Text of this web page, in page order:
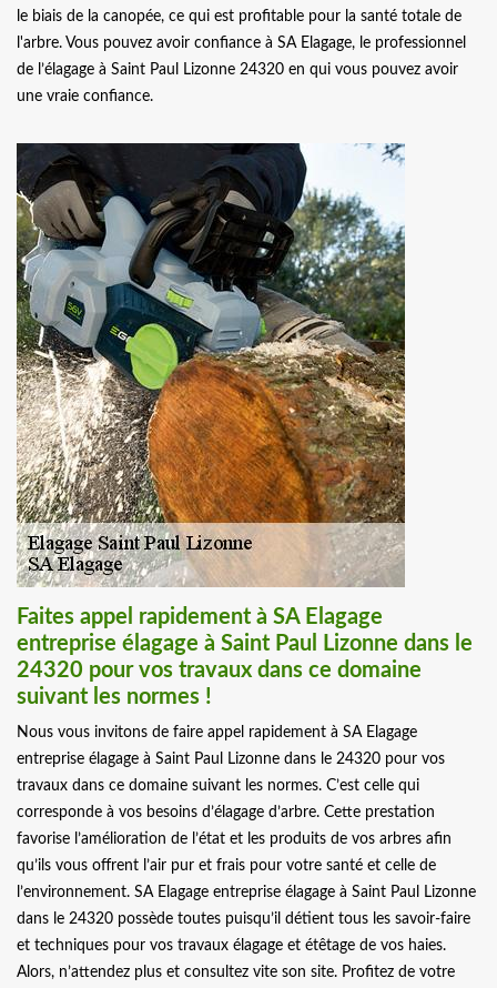
le biais de la canopée, ce qui est profitable pour la santé totale de
l'arbre. Vous pouvez avoir confiance à SA Elagage, le professionnel
de l’élagage à Saint Paul Lizonne 24320 en qui vous pouvez avoir
une vraie confiance.
Faites appel rapidement à SA Elagage
entreprise élagage à Saint Paul Lizonne dans le
24320 pour vos travaux dans ce domaine
suivant les normes !
Nous vous invitons de faire appel rapidement à SA Elagage
entreprise élagage à Saint Paul Lizonne dans le 24320 pour vos
travaux dans ce domaine suivant les normes. C’est celle qui
corresponde à vos besoins d’élagage d’arbre. Cette prestation
favorise l’amélioration de l’état et les produits de vos arbres afin
qu’ils vous offrent l’air pur et frais pour votre santé et celle de
l’environnement. SA Elagage entreprise élagage à Saint Paul Lizonne
dans le 24320 possède toutes puisqu’il détient tous les savoir-faire
et techniques pour vos travaux élagage et étêtage de vos haies.
Alors, n’attendez plus et consultez vite son site. Profitez de votre